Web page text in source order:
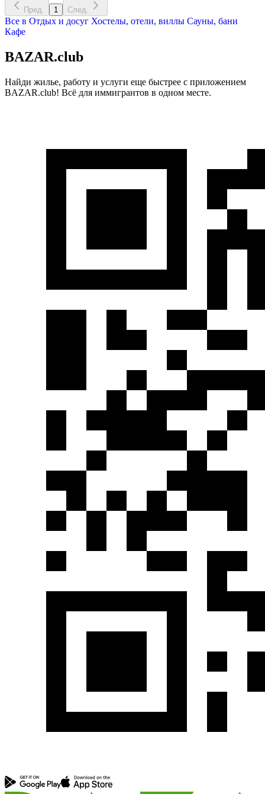
Пред. 1 След.
Все в Отдых и досуг Хостелы, отели, виллы Сауны, бани
Кафе
BAZAR.club
Найди жилье, работу и услуги еще быстрее с приложением
BAZAR.club! Всё для иммигрантов в одном месте.